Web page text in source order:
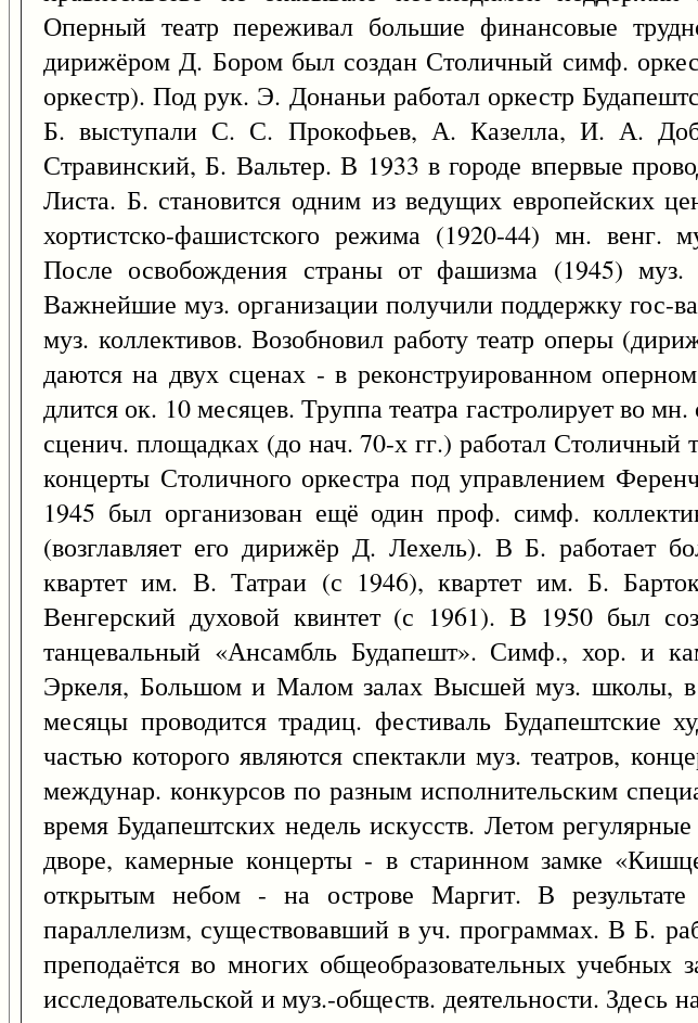
Оперный театр переживал большие финансовые
дирижёром Д. Бором был создан Столичный симф.
оркестр). Под рук. Э. Донаньи работал оркестр
Б. выступали С. С. Прокофьев, А. Казелла, И. А.
Стравинский, Б. Вальтер. В 1933 в городе впервые
Листа. Б. становится одним из ведущих европейских
хортистско-фашистского режима (1920-44) мн. венг.
После освобождения страны от фашизма (1945) муз.
Важнейшие муз. организации получили поддержку гос-
муз. коллективов. Возобновил работу театр оперы
даются на двух сценах - в реконструированном
длится ок. 10 месяцев. Труппа театра гастролирует во
сценич. площадках (до нач. 70-х гг.) работал Столичный
концерты Столичного оркестра под управлением
1945 был организован ещё один проф. симф.
(возглавляет его дирижёр Д. Лехель). В Б. работает
квартет им. В. Татраи (с 1946), квартет им. Б.
Венгерский духовой квинтет (с 1961). В 1950 был
танцевальный «Ансамбль Будапешт». Симф., хор. и
Эркеля, Большом и Малом залах Высшей муз. школы,
месяцы проводится традиц. фестиваль Будапештские
частью которого являются спектакли муз. театров,
междунар. конкурсов по разным исполнительским
время Будапештских недель искусств. Летом
дворе, камерные концерты - в старинном замке
открытым небом - на острове Маргит. В
параллелизм, существовавший в уч. программах. В Б.
преподаётся во многих общеобразовательных
исследовательской и муз.-обществ. деятельности. Здесь